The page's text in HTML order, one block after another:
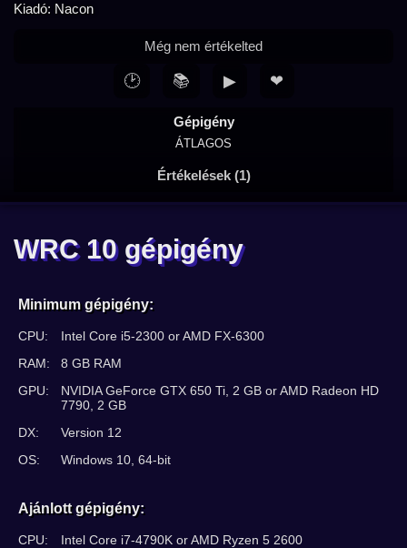
Kiadó: Nacon
Gépigény
ÁTLAGOS
Értékelések (1)
Még nem értékelted
🕑 📚 ▶ ❤
WRC 10 gépigény
Minimum gépigény:
CPU:
Intel Core i5-2300 or AMD FX-6300
RAM:
8 GB RAM
GPU:
NVIDIA GeForce GTX 650 Ti, 2 GB or AMD Radeon HD
7790, 2 GB
DX:
Version 12
OS:
Windows 10, 64-bit
Ajánlott gépigény:
CPU:
Intel Core i7-4790K or AMD Ryzen 5 2600